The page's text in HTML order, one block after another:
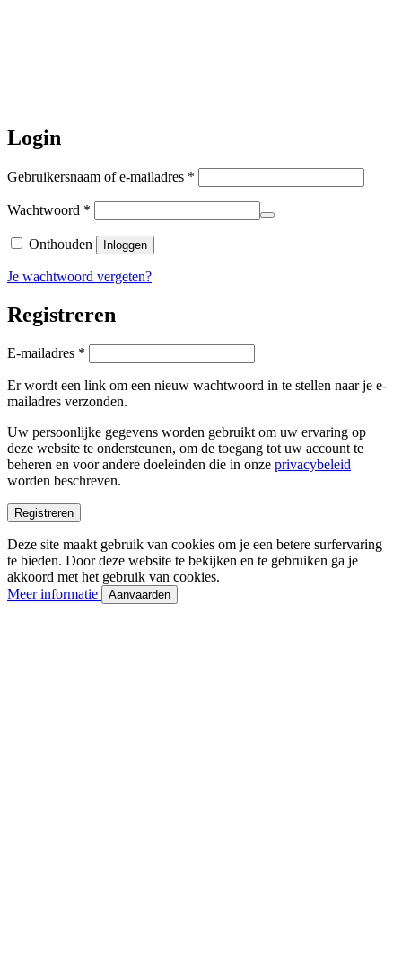
Login
Gebruikersnaam of e-mailadres *
Wachtwoord *
Onthouden Inloggen
Je wachtwoord vergeten?
Registreren
E-mailadres *
Er wordt een link om een nieuw wachtwoord in te stellen naar je e-
mailadres verzonden.
Uw persoonlijke gegevens worden gebruikt om uw ervaring op
deze website te ondersteunen, om de toegang tot uw account te
beheren en voor andere doeleinden die in onze privacybeleid
worden beschreven.
Registreren
Deze site maakt gebruik van cookies om je een betere surfervaring
te bieden. Door deze website te bekijken en te gebruiken ga je
akkoord met het gebruik van cookies.
Meer informatie
Aanvaarden